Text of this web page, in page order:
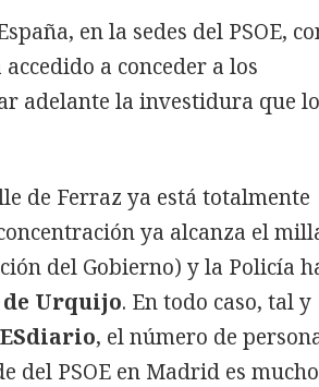
en la sedes del PSOE,
a conceder a los
adelante la investidura que lo
de Ferraz ya está totalmente
ya alcanza el
del Gobierno) y la Policía
Urquijo. En todo caso, tal y
ESdiario, el número de
del PSOE en Madrid es mucho